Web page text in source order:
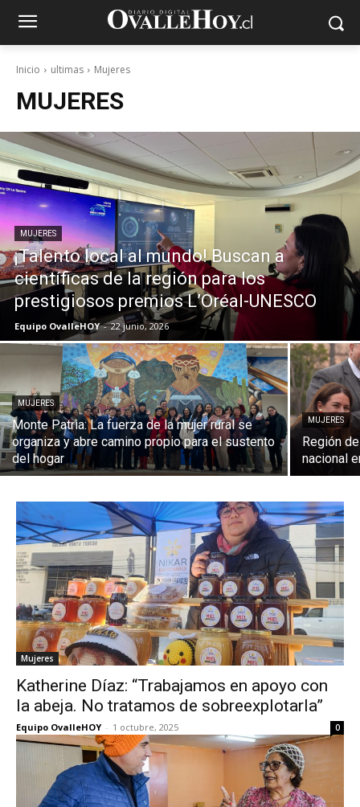
Inicio ultimas Mujeres
MUJERES
MUJERES
¡Talento local al mundo! Buscan a
científicas de la región para los
prestigiosos premios L’Oréal-UNESCO
Equipo OvalleHOY - 22 junio, 2026
MUJERES
Monte Patria: La fuerza de la mujer rural se
organiza y abre camino propio para el sustento
del hogar
MUJERES
Región
nacional
Mujeres
Katherine Díaz: “Trabajamos en apoyo con
la abeja. No tratamos de sobreexplotarla”
Equipo OvalleHOY - 1 octubre, 2025 0